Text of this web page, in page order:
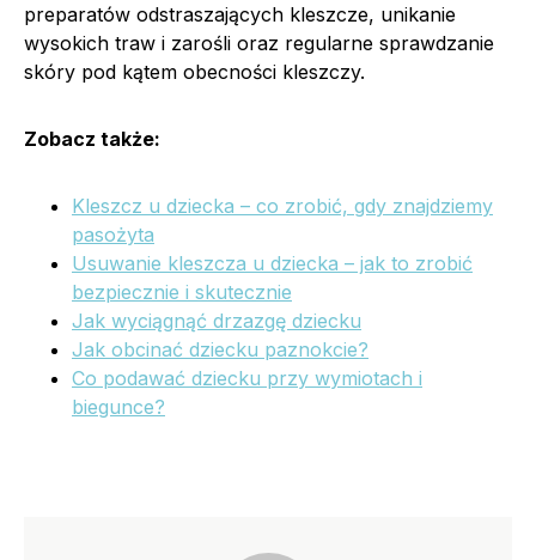
preparatów odstraszających kleszcze, unikanie
wysokich traw i zarośli oraz regularne sprawdzanie
skóry pod kątem obecności kleszczy.
Zobacz także:
Kleszcz u dziecka – co zrobić, gdy znajdziemy
pasożyta
Usuwanie kleszcza u dziecka – jak to zrobić
bezpiecznie i skutecznie
Jak wyciągnąć drzazgę dziecku
Jak obcinać dziecku paznokcie?
Co podawać dziecku przy wymiotach i
biegunce?